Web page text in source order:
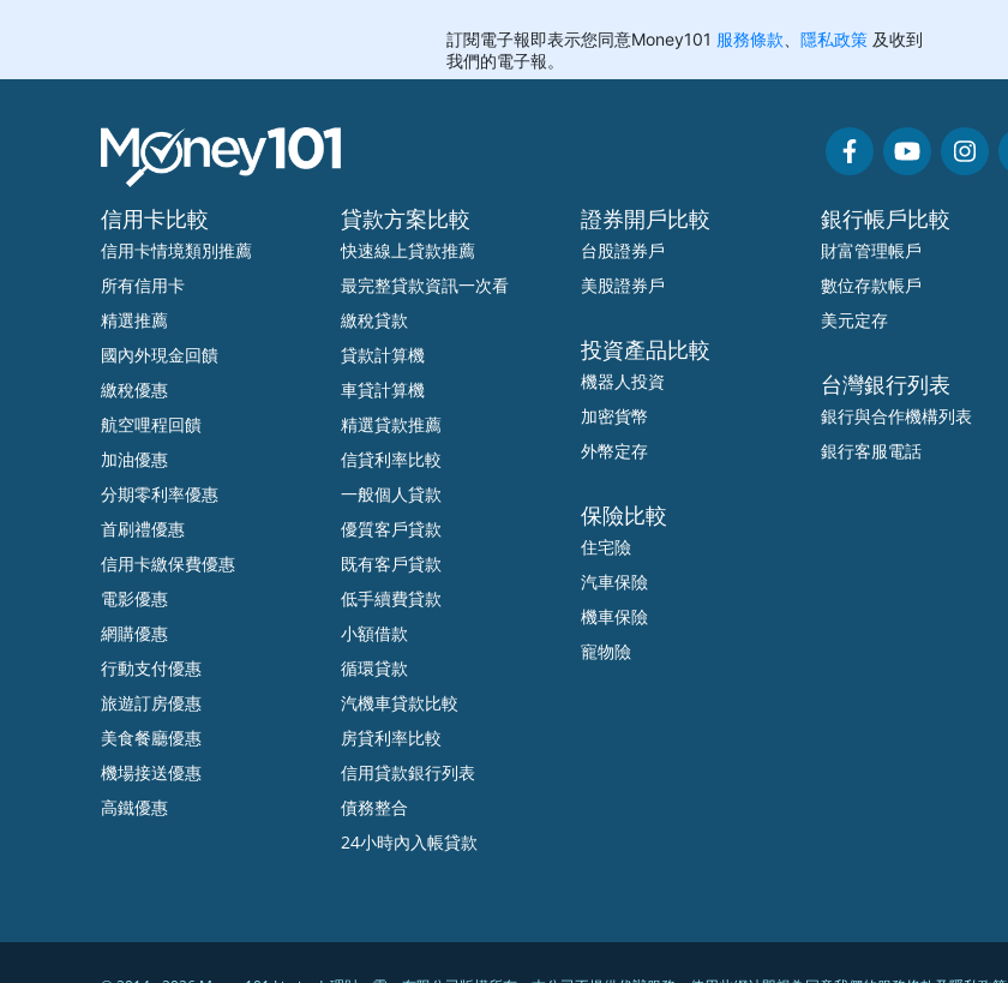
信用卡比較
信用卡情境類別推薦
所有信用卡
精選推薦
國內外現金回饋
繳稅優惠
航空哩程回饋
加油優惠
分期零利率優惠
首刷禮優惠
信用卡繳保費優惠
電影優惠
網購優惠
行動支付優惠
旅遊訂房優惠
美食餐廳優惠
機場接送優惠
高鐵優惠
貸款方案比較
快速線上貸款推薦
最完整貸款資訊一次看
繳稅貸款
貸款計算機
車貸計算機
精選貸款推薦
信貸利率比較
一般個人貸款
優質客戶貸款
既有客戶貸款
低手續費貸款
小額借款
循環貸款
汽機車貸款比較
房貸利率比較
信用貸款銀行列表
債務整合
24小時內入帳貸款
證券開戶比較
台股證券戶
美股證券戶
投資產品比較
機器人投資
加密貨幣
外幣定存
保險比較
住宅險
汽車保險
機車保險
寵物險
銀行帳戶比較
財富管理帳戶
數位存款帳戶
美元定存
台灣銀行列表
銀行與合作機構列表
銀行客服電話